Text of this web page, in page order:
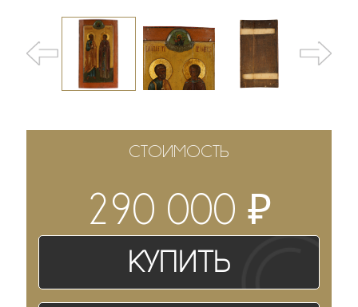
СТОИМОСТЬ
290 000 ₽
Купить